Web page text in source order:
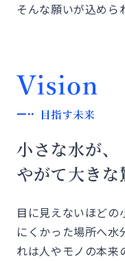
そんな願いが込めら
小さな水が、
やがて大きな
目に見えないほどの
にくかった場所へ
れは人やモノの本来